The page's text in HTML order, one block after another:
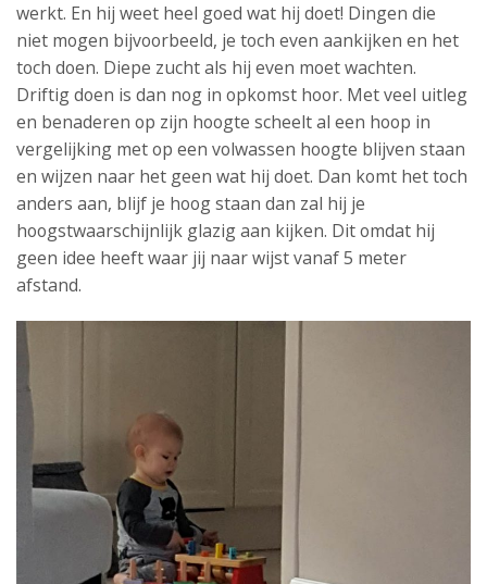
werkt. En hij weet heel goed wat hij doet! Dingen die
niet mogen bijvoorbeeld, je toch even aankijken en het
toch doen. Diepe zucht als hij even moet wachten.
Driftig doen is dan nog in opkomst hoor. Met veel uitleg
en benaderen op zijn hoogte scheelt al een hoop in
vergelijking met op een volwassen hoogte blijven staan
en wijzen naar het geen wat hij doet. Dan komt het toch
anders aan, blijf je hoog staan dan zal hij je
hoogstwaarschijnlijk glazig aan kijken. Dit omdat hij
geen idee heeft waar jij naar wijst vanaf 5 meter
afstand.